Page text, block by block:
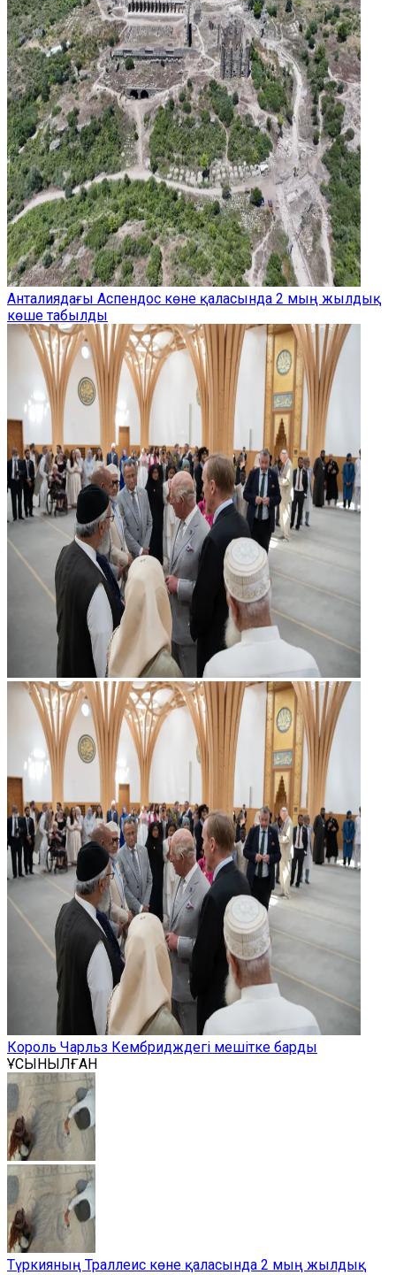
Анталиядағы Аспендос көне қаласында 2 мың жылдық
көше табылды
Король Чарльз Кембридждегі мешітке барды
ҰСЫНЫЛҒАН
Түркияның Траллеис көне қаласында 2 мың жылдық